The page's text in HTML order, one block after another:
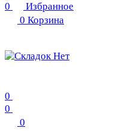
0
Избранное
0 Корзина
0
0
0